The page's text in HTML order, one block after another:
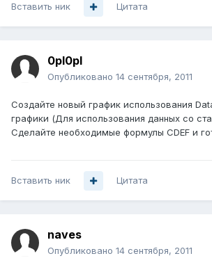
Вставить ник Цитата
0pl0pl
Опубликовано 14 сентября, 2011
Создайте новый график использования
графики (Для использования данных со
Сделайте необходимые формулы CDEF и
Вставить ник Цитата
naves
Опубликовано 14 сентября, 2011